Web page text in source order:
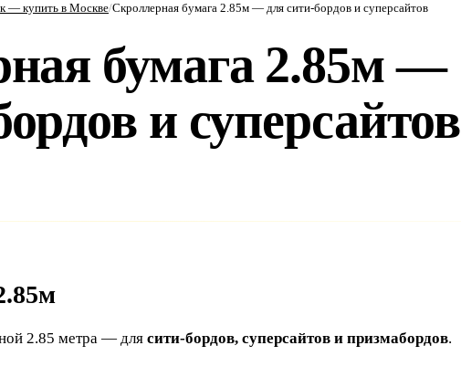
— купить в Москве/Скроллерная бумага 2.85м — для сити-бордов и суперсайтов
бумага 2.85м —
и суперсайтов
2.85 метра — для сити-бордов, суперсайтов и призмабордов.